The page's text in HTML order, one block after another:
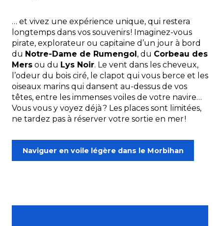
… et vivez une expérience unique, qui restera
longtemps dans vos souvenirs ! Imaginez-vous
pirate, explorateur ou capitaine d’un jour à bord
du Notre-Dame de Rumengol , du Corbeau des
Mers ou du Lys Noir. Le vent dans les cheveux,
l’odeur du bois ciré, le clapot qui vous berce et les
oiseaux marins qui dansent au-dessus de vos
têtes, entre les immenses voiles de votre navire…
Vous vous y voyez déjà ? Les places sont limitées,
ne tardez pas à réserver votre sortie en mer !
Naviguer en voile légère dans le Morbihan